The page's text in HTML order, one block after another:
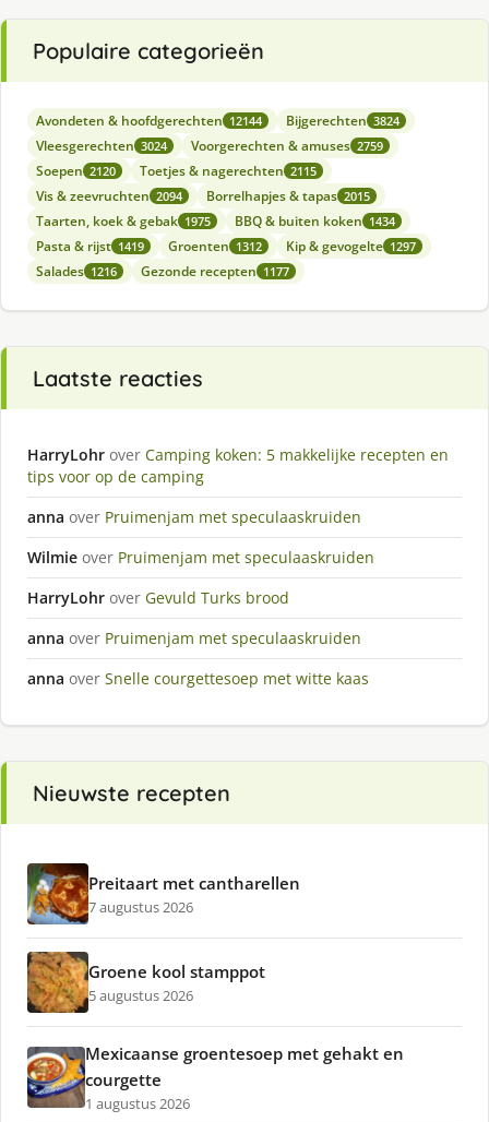
Populaire categorieën
Avondeten & hoofdgerechten 12144 Bijgerechten 3824
Vleesgerechten 3024 Voorgerechten & amuses 2759
Soepen 2120 Toetjes & nagerechten 2115
Vis & zeevruchten 2094 Borrelhapjes & tapas 2015
Taarten, koek & gebak 1975 BBQ & buiten koken 1434
Pasta & rijst 1419 Groenten 1312 Kip & gevogelte 1297
Salades 1216 Gezonde recepten 1177
Laatste reacties
HarryLohr over Camping koken: 5 makkelijke recepten en
tips voor op de camping
anna over Pruimenjam met speculaaskruiden
Wilmie over Pruimenjam met speculaaskruiden
HarryLohr over Gevuld Turks brood
anna over Pruimenjam met speculaaskruiden
anna over Snelle courgettesoep met witte kaas
Nieuwste recepten
Preitaart met cantharellen
7 augustus 2026
Groene kool stamppot
5 augustus 2026
Mexicaanse groentesoep met gehakt en
courgette
1 augustus 2026